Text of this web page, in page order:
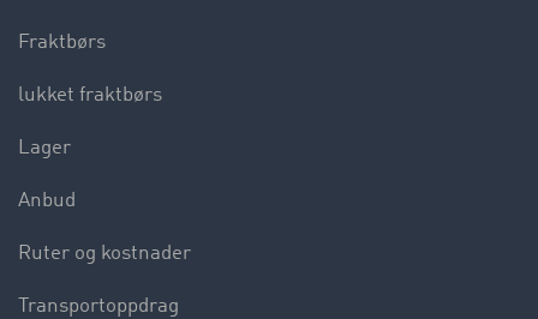
Fraktbørs
lukket fraktbørs
Lager
Anbud
Ruter og kostnader
Transportoppdrag